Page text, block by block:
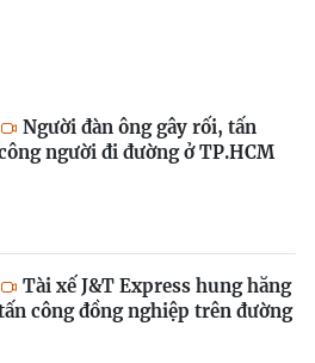
Người đàn ông gây rối, tấn
người đi đường ở TP.HCM
Tài xế J&T Express hung hăng
công đồng nghiệp trên đường